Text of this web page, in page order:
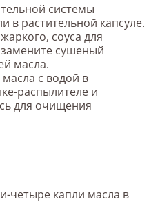
системы
в растительной капсуле.
соуса для
сушеный
масла.
с водой в
распылителе и
для очищения
четыре капли масла в